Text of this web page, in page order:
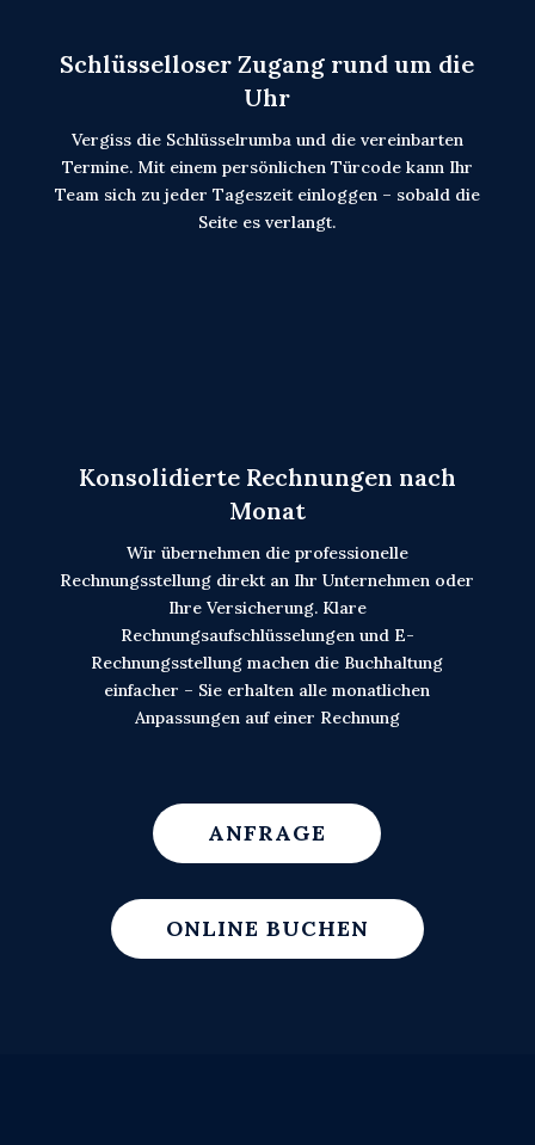
Schlüsselloser Zugang rund um die
Uhr
Vergiss die Schlüsselrumba und die vereinbarten
Termine. Mit einem persönlichen Türcode kann Ihr
Team sich zu jeder Tageszeit einloggen – sobald die
Seite es verlangt.
Konsolidierte Rechnungen nach
Monat
Wir übernehmen die professionelle
Rechnungsstellung direkt an Ihr Unternehmen oder
Ihre Versicherung. Klare
Rechnungsaufschlüsselungen und E-
Rechnungsstellung machen die Buchhaltung
einfacher – Sie erhalten alle monatlichen
Anpassungen auf einer Rechnung
ANFRAGE
ONLINE BUCHEN